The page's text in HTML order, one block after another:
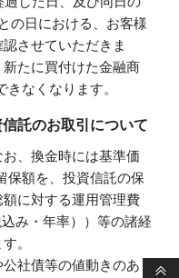
の日における、お客様
させていただきま
たに買付けた金融商
なくなります。
託のお取引について
、換金時には基準価
保額を、投資信託の保
に対する運用管理費
み・年率））等の諸経
。
社債等の値動きのあ